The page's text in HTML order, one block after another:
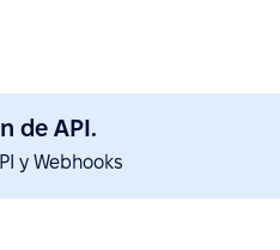
de API.
y Webhooks